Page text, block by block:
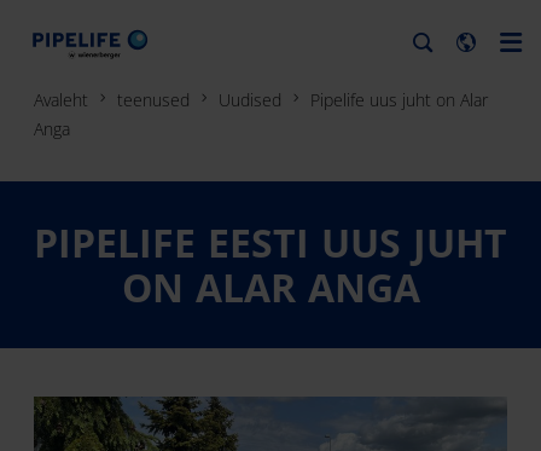
Avaleht teenused Uudised
Pipelife uus juht on Alar
Anga
PIPELIFE EESTI UUS JUHT
ON ALAR ANGA